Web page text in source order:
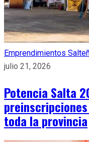
Emprendimientos
julio 21, 2026
Potencia Salta
toda la provincia